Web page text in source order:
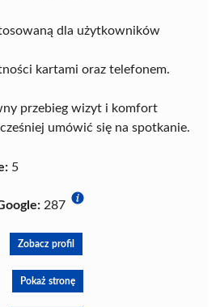
dla użytkowników
kartami oraz telefonem.
przebieg wizyt i komfort
umówić się na spotkanie.
5
287
Zobacz profil
Pokaż stronę